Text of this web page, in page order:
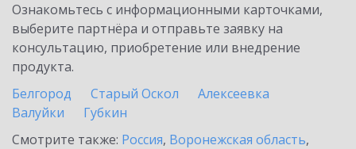
Ознакомьтесь с информационными карточками,
выберите партнёра и отправьте заявку на
консультацию, приобретение или внедрение
продукта.
Белгород
Старый Оскол
Алексеевка
Валуйки
Губкин
Смотрите также: Россия, Воронежская область,